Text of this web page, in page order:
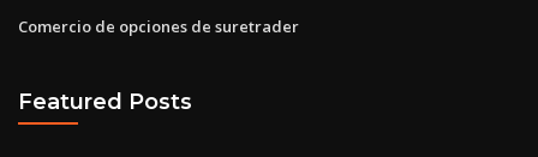
Comercio de opciones de suretrader
Featured Posts